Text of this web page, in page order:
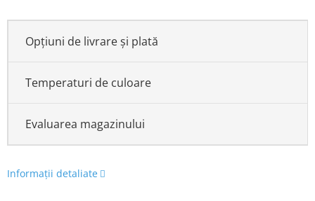
Opțiuni de livrare și plată
Temperaturi de culoare
Evaluarea magazinului
Informaţii detaliate